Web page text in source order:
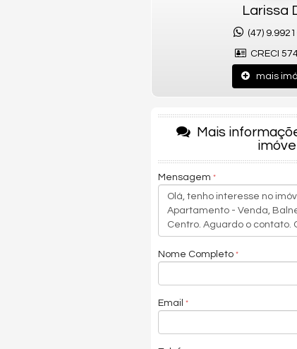
Larissa
(47)
CRECI
mais
Mais
imóvel
Mensagem
Nome Completo
Email